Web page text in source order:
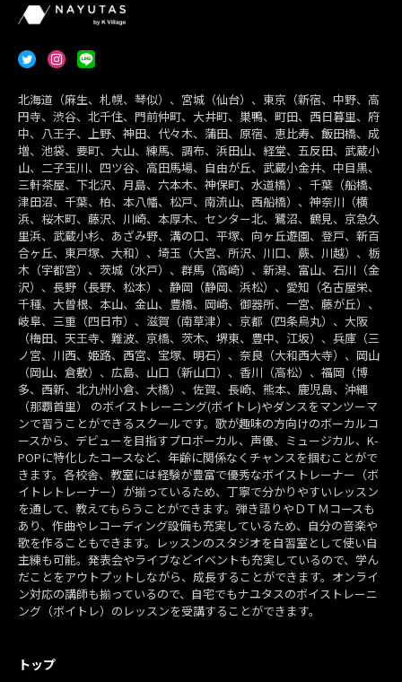
北海道（麻生、札幌、琴似）、宮城（仙台）、東京（新宿、中野、高
円寺、渋谷、北千住、門前仲町、大井町、巣鴨、町田、西日暮里、府
中、八王子、上野、神田、代々木、蒲田、原宿、恵比寿、飯田橋、成
増、池袋、要町、大山、練馬、調布、浜田山、経堂、五反田、武蔵小
山、二子玉川、四ツ谷、高田馬場、自由が丘、武蔵小金井、中目黒、
三軒茶屋、下北沢、月島、六本木、神保町、水道橋）、千葉（船橋、
津田沼、千葉、柏、本八幡、松戸、南流山、西船橋）、神奈川（横
浜、桜木町、藤沢、川崎、本厚木、センター北、鷺沼、鶴見、京急久
里浜、武蔵小杉、あざみ野、溝の口、平塚、向ヶ丘遊園、登戸、新百
合ヶ丘、東戸塚、大和）、埼玉（大宮、所沢、川口、蕨、川越）、栃
木（宇都宮）、茨城（水戸）、群馬（高崎）、新潟、富山、石川（金
沢）、長野（長野、松本）、静岡（静岡、浜松）、愛知（名古屋栄、
千種、大曽根、本山、金山、豊橋、岡崎、御器所、一宮、藤が丘）、
岐阜、三重（四日市）、滋賀（南草津）、京都（四条烏丸）、大阪
（梅田、天王寺、難波、京橋、茨木、堺東、豊中、江坂）、兵庫（三
ノ宮、川西、姫路、西宮、宝塚、明石）、奈良（大和西大寺）、岡山
（岡山、倉敷）、広島、山口（新山口）、香川（高松）、福岡（博
多、西新、北九州小倉、大橋）、佐賀、長崎、熊本、鹿児島、沖縄
（那覇首里） のボイストレーニング(ボイトレ)やダンスをマンツーマ
ンで習うことができるスクールです。歌が趣味の方向けのボーカルコ
ースから、デビューを目指すプロボーカル、声優、ミュージカル、K-
POPに特化したコースなど、年齢に関係なくチャンスを掴むことがで
きます。各校舎、教室には経験が豊富で優秀なボイストレーナー（ボ
イトレトレーナー）が揃っているため、丁寧で分かりやすいレッスン
を通して、教えてもらうことができます。弾き語りやＤＴＭコースも
あり、作曲やレコーディング設備も充実しているため、自分の音楽や
歌を作ることもできます。レッスンのスタジオを自習室として使い自
主練も可能。発表会やライブなどイベントも充実しているので、学ん
だことをアウトプットしながら、成長することができます。オンライ
ン対応の講師も揃っているので、自宅でもナユタスのボイストレーニ
ング（ボイトレ）のレッスンを受講することができます。
トップ